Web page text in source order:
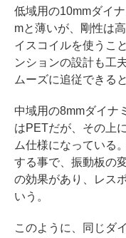
低域用の10mmダイ
mと薄いが、剛性は
イスコイルを使うこ
ンションの設計も工
ムーズに追従できる
中域用の8mmダイナ
はPETだが、その上
ム仕様になっている
する事で、振動板の
の効果があり、レス
いう。
このように、同じダ